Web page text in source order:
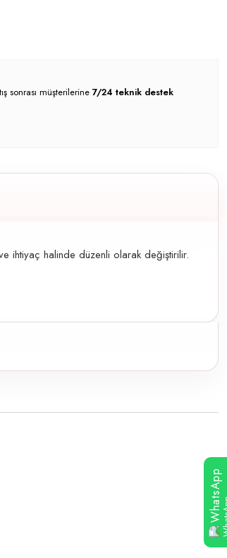
sonrası müşterilerine 7/24 teknik destek
ihtiyaç halinde düzenli olarak değiştirilir.
WhatsApp